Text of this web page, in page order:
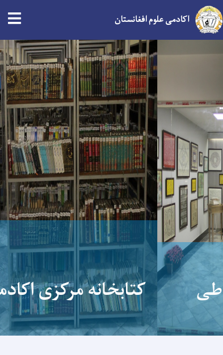
Skip
to
main
content
اکادمی علوم افغانستان
کتابخانه مرکزی اکادمی علوم